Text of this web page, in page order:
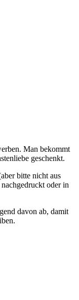
Man bekommt
geschenkt.
bitte nicht aus
oder in
davon ab, damit